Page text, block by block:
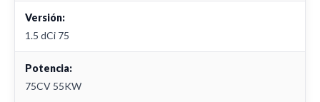
Versión:
1.5 dCi 75
Potencia:
75CV 55KW